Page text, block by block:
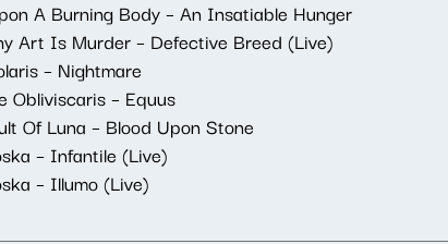
A Burning Body – An Insatiable Hunger
Art Is Murder – Defective Breed (Live)
– Nightmare
Obliviscaris – Equus
Of Luna – Blood Upon Stone
– Infantile (Live)
– Illumo (Live)